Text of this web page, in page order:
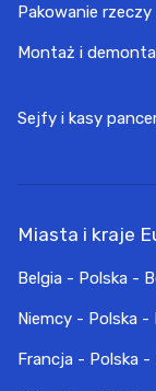
Pakowanie
Montaż i
Sejfy i kasy
Miasta i kraje
Belgia - Polska -
Niemcy - Polska -
Francja - Polska -